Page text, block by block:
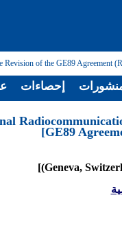
GE89
إحصاءات